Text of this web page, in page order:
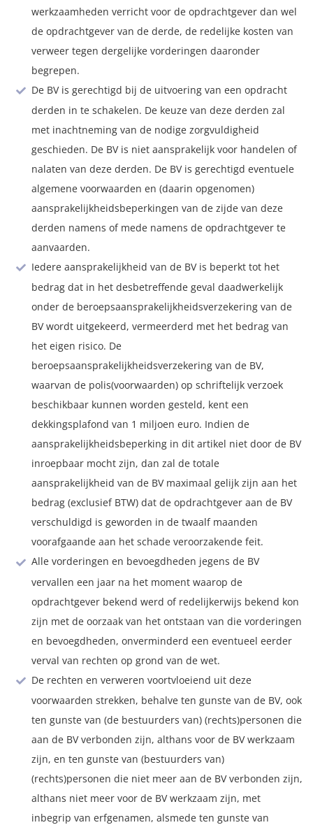
werkzaamheden verricht voor de opdrachtgever dan wel
de opdrachtgever van de derde, de redelijke kosten van
verweer tegen dergelijke vorderingen daaronder
begrepen.
De BV is gerechtigd bij de uitvoering van een opdracht
derden in te schakelen. De keuze van deze derden zal
met inachtneming van de nodige zorgvuldigheid
geschieden. De BV is niet aansprakelijk voor handelen of
nalaten van deze derden. De BV is gerechtigd eventuele
algemene voorwaarden en (daarin opgenomen)
aansprakelijkheidsbeperkingen van de zijde van deze
derden namens of mede namens de opdrachtgever te
aanvaarden.
Iedere aansprakelijkheid van de BV is beperkt tot het
bedrag dat in het desbetreffende geval daadwerkelijk
onder de beroepsaansprakelijkheidsverzekering van de
BV wordt uitgekeerd, vermeerderd met het bedrag van
het eigen risico. De
beroepsaansprakelijkheidsverzekering van de BV,
waarvan de polis(voorwaarden) op schriftelijk verzoek
beschikbaar kunnen worden gesteld, kent een
dekkingsplafond van 1 miljoen euro. Indien de
aansprakelijkheidsbeperking in dit artikel niet door de BV
inroepbaar mocht zijn, dan zal de totale
aansprakelijkheid van de BV maximaal gelijk zijn aan het
bedrag (exclusief BTW) dat de opdrachtgever aan de BV
verschuldigd is geworden in de twaalf maanden
voorafgaande aan het schade veroorzakende feit.
Alle vorderingen en bevoegdheden jegens de BV
vervallen een jaar na het moment waarop de
opdrachtgever bekend werd of redelijkerwijs bekend kon
zijn met de oorzaak van het ontstaan van die vorderingen
en bevoegdheden, onverminderd een eventueel eerder
verval van rechten op grond van de wet.
De rechten en verweren voortvloeiend uit deze
voorwaarden strekken, behalve ten gunste van de BV, ook
ten gunste van (de bestuurders van) (rechts)personen die
aan de BV verbonden zijn, althans voor de BV werkzaam
zijn, en ten gunste van (bestuurders van)
(rechts)personen die niet meer aan de BV verbonden zijn,
althans niet meer voor de BV werkzaam zijn, met
inbegrip van erfgenamen, alsmede ten gunste van